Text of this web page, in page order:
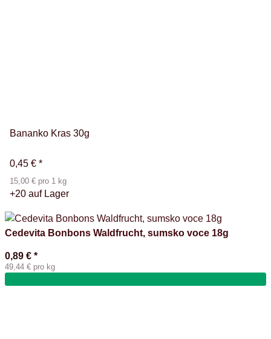
Bananko Kras 30g
0,45 € *
15,00 € pro 1 kg
+20 auf Lager
Cedevita Bonbons Waldfrucht, sumsko voce 18g
0,89 € *
49,44 € pro kg